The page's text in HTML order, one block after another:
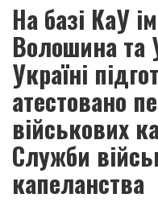
На базі КаУ
Волошина
Україні
атестовано
військових
Служби
капеланства